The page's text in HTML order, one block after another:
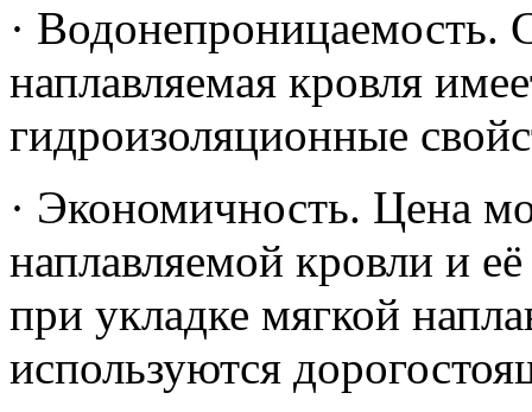
· Водонепроницаемость.
наплавляемая кровля
гидроизоляционные
· Экономичность. Цена
наплавляемой кровли и
при укладке мягкой
используются